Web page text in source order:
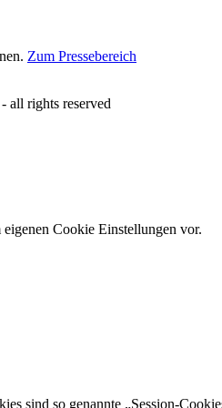
Zum Pressebereich
all rights reserved
Cookie Einstellungen vor.
sind so genannte „Session-